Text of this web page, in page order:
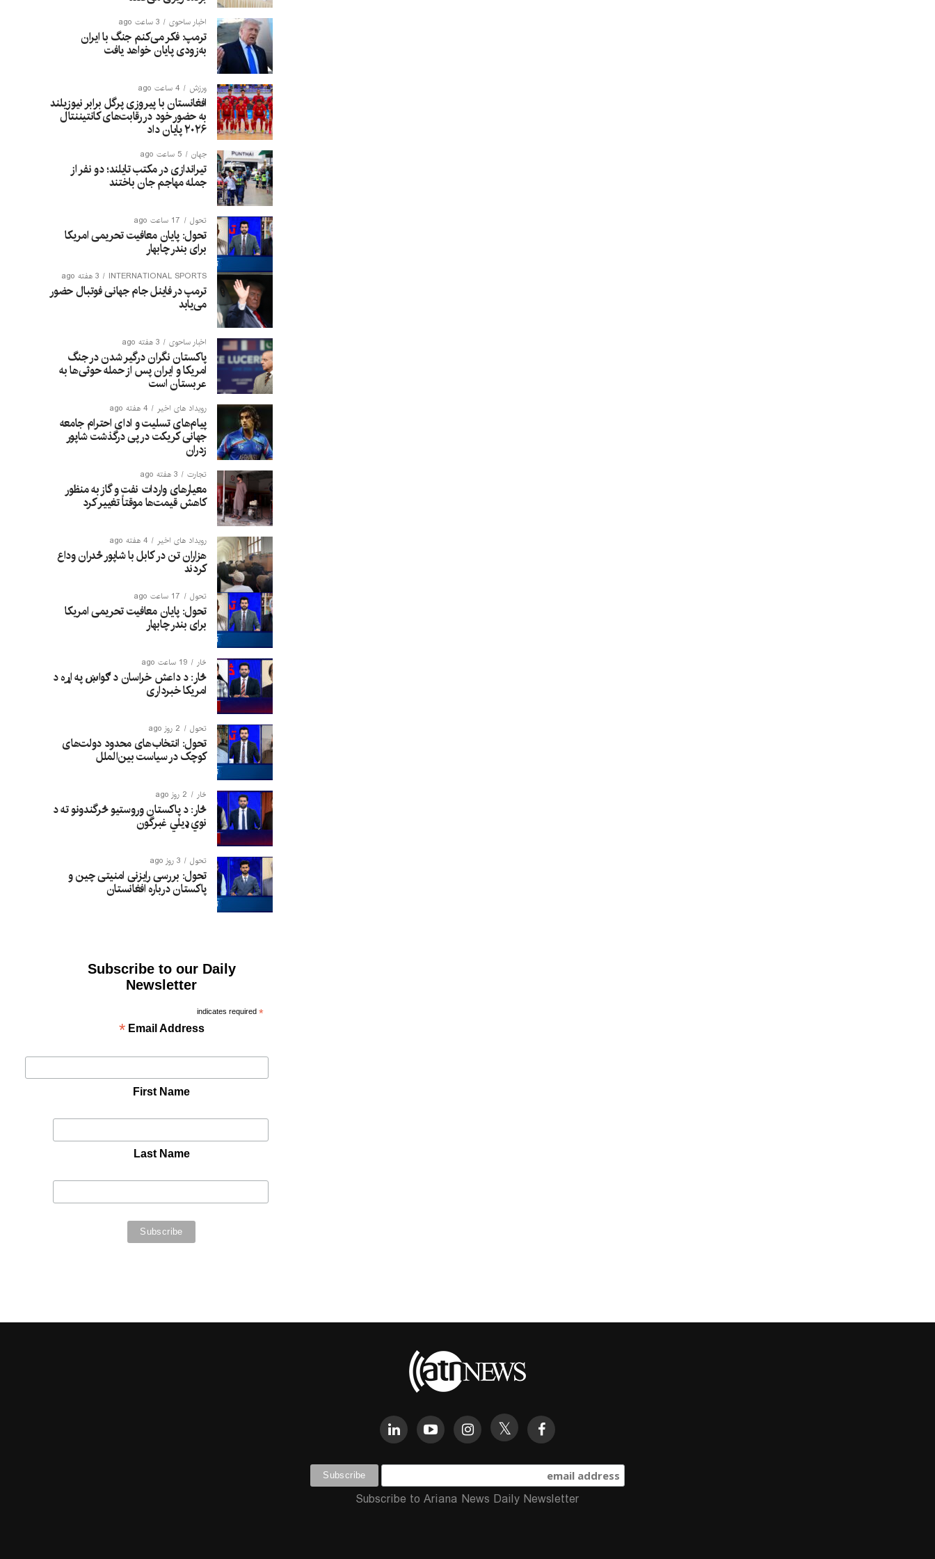
اخبار ساحوی 3 ساعت ago
ترمپ: فکر می‌کنم جنگ با ایران
به‌زودی پایان خواهد یافت
ورزش 4 ساعت ago
افغانستان با پیروزی پرگل برابر نیوزیلند
به حضور خود در رقابت‌های کانتیننتال
۲۰۲۶ پایان داد
جهان 5 ساعت ago
تیراندازی در مکتب تایلند؛ دو نفر از
جمله مهاجم جان باختند
تحول 17 ساعت ago
تحول: پایان معافیت تحریمی امریکا
برای بندر چابهار
INTERNATIONAL SPORTS 3 هفته ago
ترمپ در فاینل جام جهانی فوتبال حضور
می‌یابد
اخبار ساحوی 3 هفته ago
پاکستان نگران درگیر شدن در جنگ
امریکا و ایران پس از حمله حوثی‌ها به
عربستان است
رویداد های اخیر 4 هفته ago
پیام‌های تسلیت و ادای احترام جامعه
جهانی کریکت در پی درگذشت شاپور
زدران
تجارت 3 هفته ago
معیارهای واردات نفت و گاز به منظور
کاهش قیمت‌ها موقتاً تغییر کرد
رویداد های اخیر 4 هفته ago
هزاران تن در کابل با شاپور ځدران وداع
کردند
تحول 17 ساعت ago
تحول: پایان معافیت تحریمی امریکا
برای بندر چابهار
څار 19 ساعت ago
څار: د داعش خراسان د ګواښ په اړه د
امریکا خبرداری
تحول 2 روز ago
تحول: انتخاب‌های محدود دولت‌های
کوچک در سیاست بین‌الملل
څار 2 روز ago
څار: د پاکستان وروستیو څرگندونو ته د
نوي ډیلي غبرگون
تحول 3 روز ago
تحول: بررسی رایزنی امنیتی چین و
پاکستان درباره افغانستان
Subscribe to our Daily
Newsletter
*
indicates required
Email Address
*
First Name
Last Name
Subscribe to Ariana News Daily Newsletter